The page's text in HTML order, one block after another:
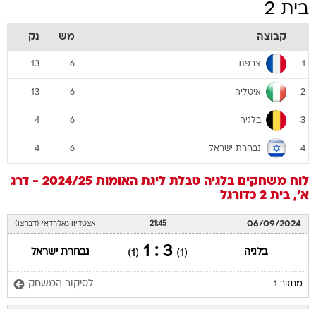
בית 2
קבוצה מש נק
1 צרפת 6
13
2 איטליה 6
13
3 בלגיה 6
4
4 נבחרת ישראל 6
4
לוח משחקים בלגיה
טבלת ליגת האומות 2024/25 - דרג
א', בית 2
כדורגל
06/09/2024
21:45 אצטדיון נאג'רדאי (דברצן)
בלגיה (1)
3 : 1
(1) נבחרת ישראל
מחזור 1 לסיקור המשחק